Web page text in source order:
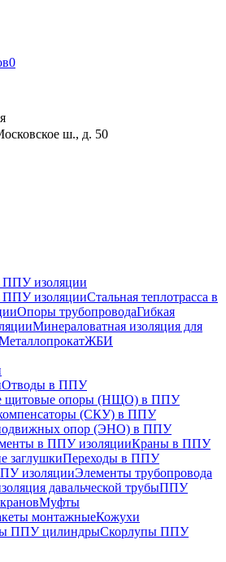
0
Московское ш., д. 50
ППУ изоляции
ППУ изоляцииСтальная теплотрасса в
Опоры трубопроводаГибкая
Минераловатная изоляция для
ЖБИ
Отводы в ППУ
щитовые опоры (НЩО) в ППУ
(СКУ) в ППУ
опор (ЭНО) в ППУ
в ППУ изоляцииКраны в ППУ
заглушкиПереходы в ППУ
изоляцииЭлементы трубопровода
давальческой трубыППУ
Муфты
монтажныеКожухи
ППУ цилиндрыСкорлупы ППУ